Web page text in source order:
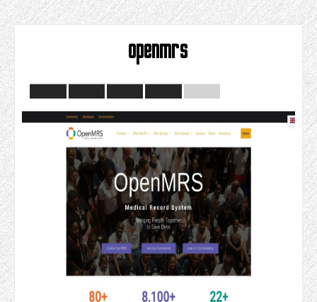
openmrs